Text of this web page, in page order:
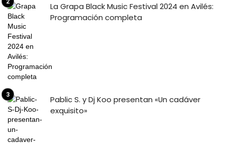
La Grapa Black Music Festival 2024 en Avilés:
Programación completa
Pablic S. y Dj Koo presentan «Un cadáver
exquisito»